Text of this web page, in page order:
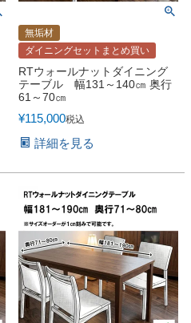
無垢材
ダイニングセットまとめ買い
RTウォールナットダイニング
テーブル 幅131～140㎝ 奥行
61～70㎝
¥115,000税込
詳細を見る